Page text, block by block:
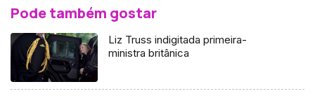
Pode também gostar
Liz Truss indigitada primeira-
ministra britânica